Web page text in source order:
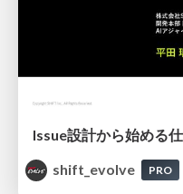
shift_evolve
PRO